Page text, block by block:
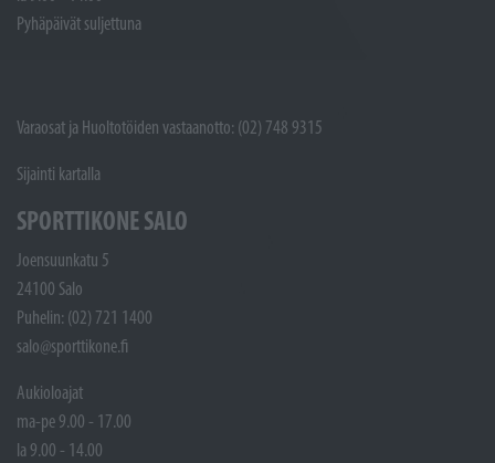
Pyhäpäivät suljettuna
Varaosat ja Huoltotöiden vastaanotto: (02) 748 9315
Sijainti kartalla
SPORTTIKONE SALO
Joensuunkatu 5
24100 Salo
Puhelin: (02) 721 1400
salo@sporttikone.fi
Aukioloajat
ma-pe 9.00 - 17.00
la 9.00 - 14.00